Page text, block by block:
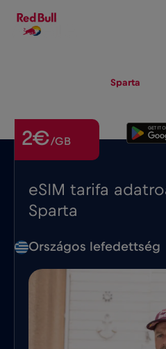
Sparta
eSIM tarifa
Sparta
2€/GB
Országos lefedettség